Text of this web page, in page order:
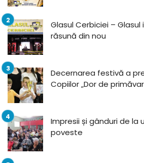
Glasul Cerbiciei –
răsună din nou
Decernarea festivă a
Copiilor „Dor de
Impresii și gânduri de la
poveste